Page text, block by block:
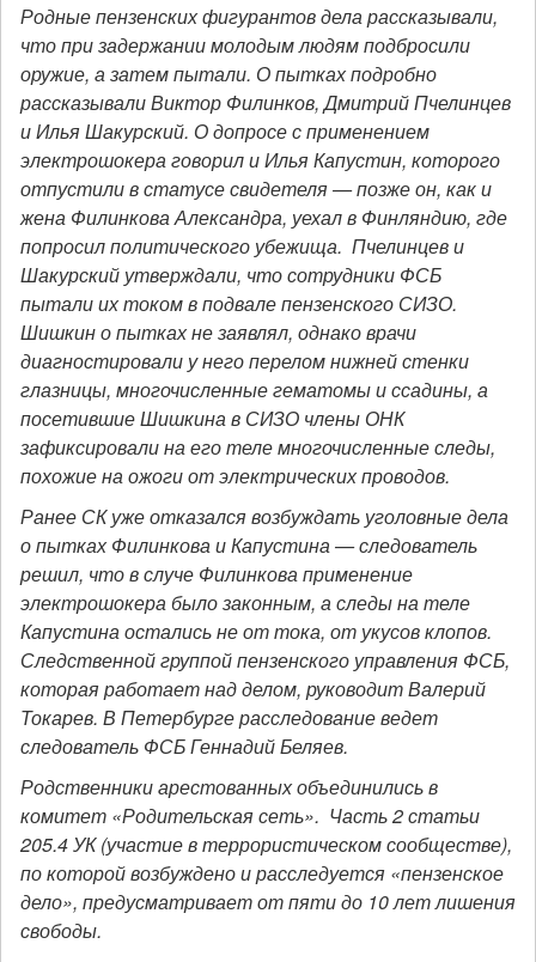
Родные пензенских фигурантов дела рассказывали,
что при задержании молодым людям подбросили
оружие, а затем пытали. О пытках подробно
рассказывали Виктор Филинков, Дмитрий Пчелинцев
и Илья Шакурский. О допросе с применением
электрошокера говорил и Илья Капустин, которого
отпустили в статусе свидетеля — позже он, как и
жена Филинкова Александра, уехал в Финляндию, где
попросил политического убежища. Пчелинцев и
Шакурский утверждали, что сотрудники ФСБ
пытали их током в подвале пензенского СИЗО.
Шишкин о пытках не заявлял, однако врачи
диагностировали у него перелом нижней стенки
глазницы, многочисленные гематомы и ссадины, а
посетившие Шишкина в СИЗО члены ОНК
зафиксировали на его теле многочисленные следы,
похожие на ожоги от электрических проводов.
Ранее СК уже отказался возбуждать уголовные дела
о пытках Филинкова и Капустина — следователь
решил, что в случе Филинкова применение
электрошокера было законным, а следы на теле
Капустина остались не от тока, от укусов клопов.
Следственной группой пензенского управления ФСБ,
которая работает над делом, руководит Валерий
Токарев. В Петербурге расследование ведет
следователь ФСБ Геннадий Беляев.
Родственники арестованных объединились в
комитет «Родительская сеть». Часть 2 статьи
205.4 УК (участие в террористическом сообществе),
по которой возбуждено и расследуется «пензенское
дело», предусматривает от пяти до 10 лет лишения
свободы.